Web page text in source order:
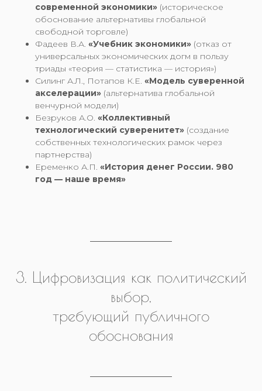
современной экономики» (историческое
обоснование альтернативы глобальной
свободной торговле)
Фадеев В.А. «Учебник экономики» (отказ от
универсальных экономических догм в пользу
триады «теория — статистика — история»)
Силинг А.Л., Потапов К.Е. «Модель суверенной
акселерации» (альтернатива глобальной
венчурной модели)
Безруков А.О. «Коллективный
технологический суверенитет» (создание
собственных технологических рамок через
партнерства)
Еременко А.П. «История денег России. 980
год — наше время»
3. Цифровизация как политический
выбор,
требующий публичного
обоснования